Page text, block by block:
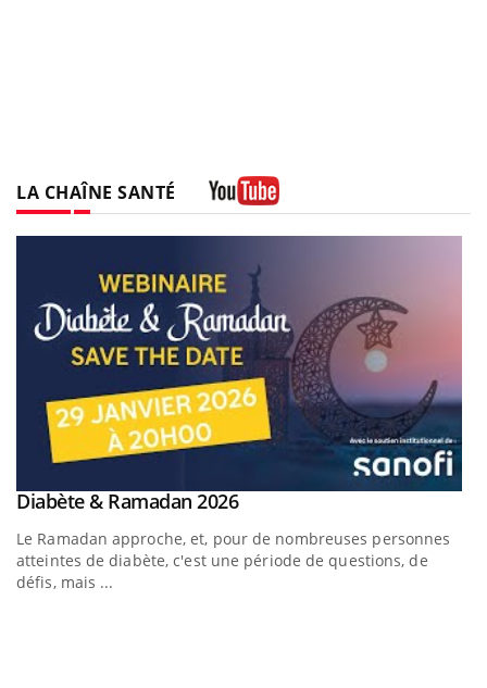
LA CHAÎNE SANTÉ
Youtube
Diabète & Ramadan 2026Youtube
Le Ramadan approche, et, pour de nombreuses personnes
atteintes de diabète, c'est une période de questions, de
défis, mais ...